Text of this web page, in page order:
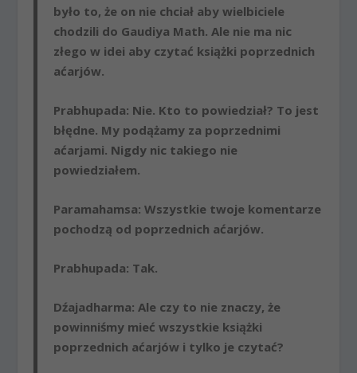
było to, że on nie chciał aby wielbiciele
chodzili do Gaudiya Math. Ale nie ma nic
złego w idei aby czytać książki poprzednich
aćarjów.
Prabhupada: Nie. Kto to powiedział? To jest
błędne. My podążamy za poprzednimi
aćarjami. Nigdy nic takiego nie
powiedziałem.
Paramahamsa: Wszystkie twoje komentarze
pochodzą od poprzednich aćarjów.
Prabhupada: Tak.
Dźajadharma: Ale czy to nie znaczy, że
powinniśmy mieć wszystkie książki
poprzednich aćarjów i tylko je czytać?